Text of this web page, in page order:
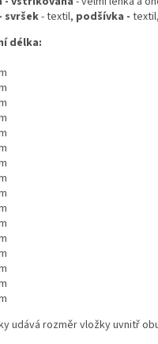
svršek- textil, podšívka - textil,
délka:
udává rozměr vložky uvnitř